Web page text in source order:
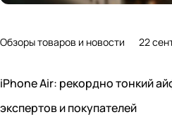
Обзоры товаров и новости 22
iPhone Air: рекордно тонкий
экспертов и покупателей